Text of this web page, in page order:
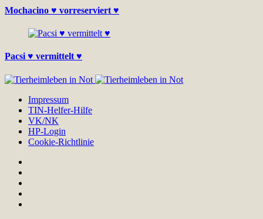
Mochacino ♥ vorreserviert ♥
Pacsi ♥ vermittelt ♥
Impressum
TIN-Helfer-Hilfe
VK/NK
HP-Login
Cookie-Richtlinie